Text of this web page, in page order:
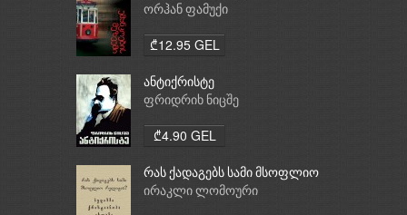
ორჰან ფამუქი
₾12.95 GEL
ანტიქრისტე
ფრიდრიხ ნიცშე
₾4.90 GEL
რას ქადაგებს სამი მსოფლიო
რელიგია: ბუდიზმი,
ირაკლი ლომოური